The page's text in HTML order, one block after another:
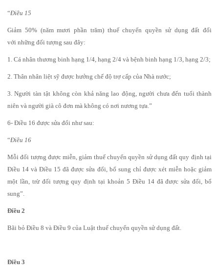
“Điều 15
Giảm 50% (năm mươi phần trăm) thuế chuyển quyền sử dụng đất đối
với những đối tượng sau đây:
1. Cá nhân thương binh hạng 1/4, hạng 2/4 và bệnh binh hạng 1/3, hạng 2/3;
2. Thân nhân liệt sỹ được hưởng chế độ trợ cấp của Nhà nước;
3. Người tàn tật không còn khả năng lao động, người chưa đến tuổi thành
niên và người già cô đơn mà không có nơi nương tựa.”
6- Điều 16 được sửa đổi như sau:
“Điều 16
Mỗi đối tượng được miễn, giảm thuế chuyển quyền sử dụng đất quy định tại
Điều 14 và Điều 15 đã được sửa đổi, bổ sung chỉ được xét miễn hoặc giảm
một lần, trừ đối tượng quy định tại khoản 5 Điều 14 đã được sửa đổi, bổ
sung”.
Điều 2
Bãi bỏ Điều 8 và Điều 9 của Luật thuế chuyển quyền sử dụng đất.
Điều 3